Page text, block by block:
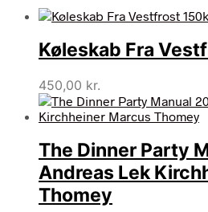
Køleskab Fra
450,00 kr.
The Dinner Party
Andreas Lek
Thomey